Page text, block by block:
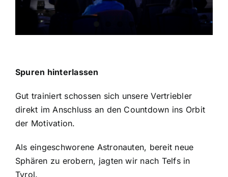
Spuren hinterlassen
Gut trainiert schossen sich unsere Vertriebler
direkt im Anschluss an den Countdown ins Orbit
der Motivation.
Als eingeschworene Astronauten, bereit neue
Sphären zu erobern, jagten wir nach Telfs in
Tyrol.